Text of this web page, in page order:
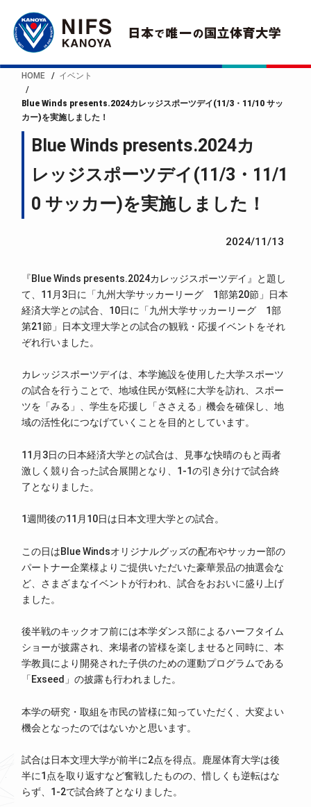
HOME イベント
Blue Winds presents.2024カレッジスポーツデイ(11/3・11/10 サッ
カー)を実施しました！
Blue Winds presents.2024カ
レッジスポーツデイ(11/3・11/1
0 サッカー)を実施しました！
2024/11/13
『Blue Winds presents.2024カレッジスポーツデイ』と題し
て、11月3日に「九州大学サッカーリーグ 1部第20節」日本
経済大学との試合、10日に「九州大学サッカーリーグ 1部
第21節」日本文理大学との試合の観戦・応援イベントをそれ
ぞれ行いました。
カレッジスポーツデイは、本学施設を使用した大学スポーツ
の試合を行うことで、地域住民が気軽に大学を訪れ、スポー
ツを「みる」、学生を応援し「ささえる」機会を確保し、地
域の活性化につなげていくことを目的としています。
11月3日の日本経済大学との試合は、見事な快晴のもと両者
激しく競り合った試合展開となり、1-1の引き分けで試合終
了となりました。
1週間後の11月10日は日本文理大学との試合。
この日はBlue Windsオリジナルグッズの配布やサッカー部の
パートナー企業様よりご提供いただいた豪華景品の抽選会な
ど、さまざまなイベントが行われ、試合をおおいに盛り上げ
ました。
後半戦のキックオフ前には本学ダンス部によるハーフタイム
ショーが披露され、来場者の皆様を楽しませると同時に、本
学教員により開発された子供のための運動プログラムである
「Exseed」の披露も行われました。
本学の研究・取組を市民の皆様に知っていただく、大変よい
機会となったのではないかと思います。
試合は日本文理大学が前半に2点を得点。鹿屋体育大学は後
半に1点を取り返すなど奮戦したものの、惜しくも逆転はな
らず、1-2で試合終了となりました。